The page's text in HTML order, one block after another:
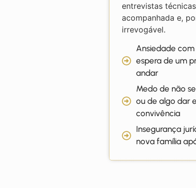
entrevistas
acompanhada e,
irrevogável.
Ansiedade
espera de um
andar
Medo de não
ou de algo dar
convivência
Insegurança
nova família